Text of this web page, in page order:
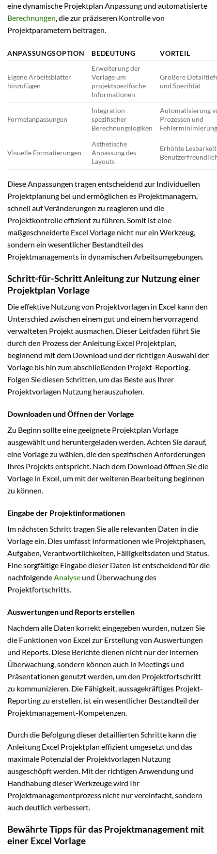
eine dynamische Projektplan Anpassung und automatisierte
Berechnungen, die zur präziseren Kontrolle von
Projektparametern beitragen.
ANPASSUNGSOPTION BEDEUTUNG VORTEIL
Eigene Arbeitsblätter
hinzufügen
Erweiterung der
Vorlage um
projektspezifische
Informationen
Größere
und Spezifität
Formelanpassungen
Integration
spezifischer
Berechnungslogiken
Automatisierung
Prozessen und
Visuelle Formatierungen
Ästhetische
Anpassung des
Layouts
Erhöhte
Diese Anpassungen tragen entscheidend zur Individuellen
Projektplanung bei und ermöglichen es Projektmanagern,
schnell auf Veränderungen zu reagieren und die
Projektkontrolle effizient zu führen. Somit ist eine
maßgeschneiderte Excel Vorlage nicht nur ein Werkzeug,
sondern ein wesentlicher Bestandteil des
Projektmanagements in dynamischen Arbeitsumgebungen.
Schritt-für-Schritt Anleitung zur Nutzung einer
Projektplan Vorlage
Die effektive Nutzung von Projektvorlagen in Excel kann den
Unterschied zwischen einem gut und einem hervorragend
verwalteten Projekt ausmachen. Dieser Leitfaden führt Sie
durch den Prozess der Anleitung Excel Projektplan,
beginnend mit dem Download und der richtigen Auswahl der
Vorlage bis hin zum abschließenden Projekt-Reporting.
Folgen Sie diesen Schritten, um das Beste aus Ihrer
Projektvorlagen Nutzung herauszuholen.
Downloaden und Öffnen der Vorlage
Zu Beginn sollte eine geeignete Projektplan Vorlage
ausgewählt und heruntergeladen werden. Achten Sie darauf,
eine Vorlage zu wählen, die den spezifischen Anforderungen
Ihres Projekts entspricht. Nach dem Download öffnen Sie die
Vorlage in Excel, um mit der weiteren Bearbeitung beginnen
zu können.
Eingabe der Projektinformationen
Im nächsten Schritt tragen Sie alle relevanten Daten in die
Vorlage ein. Dies umfasst Informationen wie Projektphasen,
Aufgaben, Verantwortlichkeiten, Fälligkeitsdaten und Status.
Eine sorgfältige Eingabe dieser Daten ist entscheidend für die
nachfolgende Analyse und Überwachung des
Projektfortschritts.
Auswertungen und Reports erstellen
Nachdem alle Daten korrekt eingegeben wurden, nutzen Sie
die Funktionen von Excel zur Erstellung von Auswertungen
und Reports. Diese Berichte dienen nicht nur der internen
Überwachung, sondern können auch in Meetings und
Präsentationen genutzt werden, um den Projektfortschritt
zu kommunizieren. Die Fähigkeit, aussagekräftiges Projekt-
Reporting zu erstellen, ist ein wesentlicher Bestandteil der
Projektmanagement-Kompetenzen.
Durch die Befolgung dieser detaillierten Schritte kann die
Anleitung Excel Projektplan effizient umgesetzt und das
maximale Potenzial der Projektvorlagen Nutzung
ausgeschöpft werden. Mit der richtigen Anwendung und
Handhabung dieser Werkzeuge wird Ihr
Projektmanagementprozess nicht nur vereinfacht, sondern
auch deutlich verbessert.
Bewährte Tipps für das Projektmanagement mit
einer Excel Vorlage